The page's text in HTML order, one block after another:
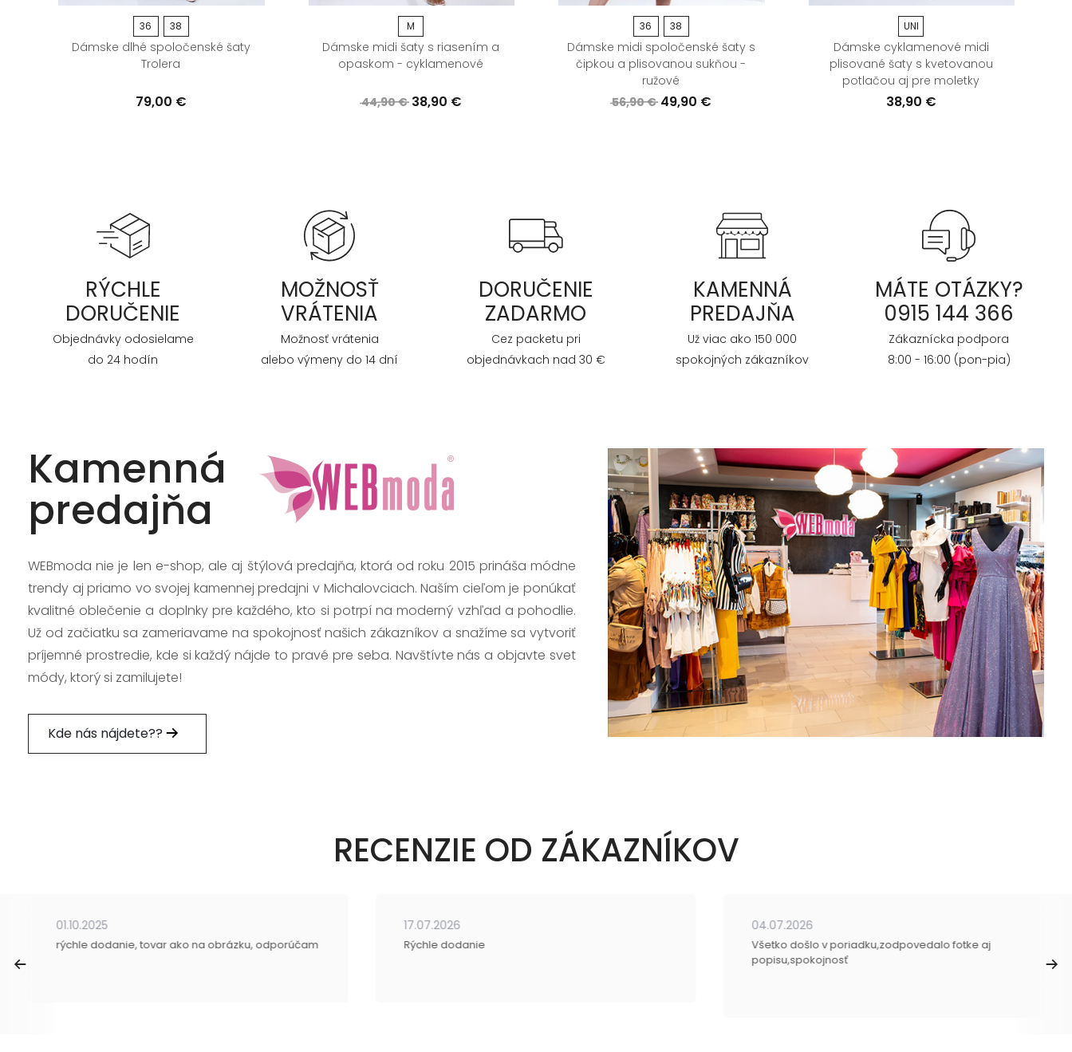
36 38
Dámske dlhé spoločenské šaty
Trolera
79,00 €
M
Dámske midi šaty s riasením a
opaskom - cyklamenové
44,90 € 38,90 €
36 38
Dámske midi spoločenské šaty s
čipkou a plisovanou sukňou -
ružové
56,90 € 49,90 €
UNI
Dámske cyklamenové midi
plisované šaty s kvetovanou
potlačou aj pre moletky
38,90 €
RÝCHLE
DORUČENIE
Objednávky odosielame
do 24 hodín
MOŽNOSŤ
VRÁTENIA
Možnosť vrátenia
alebo výmeny do 14 dní
DORUČENIE
ZADARMO
Cez packetu pri
objednávkach nad 30 €
KAMENNÁ
PREDAJŇA
Už viac ako 150 000
spokojných zákazníkov
MÁTE OTÁZKY?
0915 144 366
Zákaznícka podpora
8:00 - 16:00 (pon-pia)
Kamenná
predajňa
WEBmoda nie je len e-shop, ale aj štýlová predajňa, ktorá od roku 2015 prináša módne
trendy aj priamo vo svojej kamennej predajni v Michalovciach. Naším cieľom je ponúkať
kvalitné oblečenie a doplnky pre každého, kto si potrpí na moderný vzhľad a pohodlie.
Už od začiatku sa zameriavame na spokojnosť našich zákazníkov a snažíme sa vytvoriť
príjemné prostredie, kde si každý nájde to pravé pre seba. Navštívte nás a objavte svet
módy, ktorý si zamilujete!
Kde nás nájdete??
RECENZIE OD ZÁKAZNÍKOV
01.10.2025
rýchle dodanie, tovar ako na obrázku, odporúčam
17.07.2026
Rýchle dodanie
04.07.2026
Všetko došlo v poriadku,zodpovedalo fotke aj
popisu,spokojnosť